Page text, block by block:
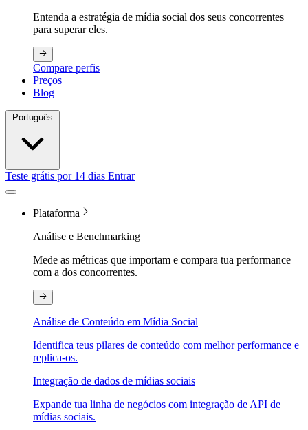
Entenda a estratégia de mídia social dos seus concorrentes
para superar eles.
Compare perfis
Preços
Blog
Teste grátis por 14 dias Entrar
Plataforma
Análise e Benchmarking
Mede as métricas que importam e compara tua performance
com a dos concorrentes.
Análise de Conteúdo em Mídia Social
Identifica teus pilares de conteúdo com melhor performance e
replica-os.
Integração de dados de mídias sociais
Expande tua linha de negócios com integração de API de
mídias sociais.